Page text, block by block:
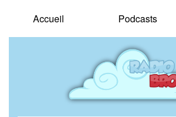
Accueil Podcasts